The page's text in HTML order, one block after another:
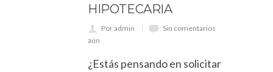
HIPOTECARIA
Por admin
Sin comentarios
aún
¿Estás pensando en solicitar